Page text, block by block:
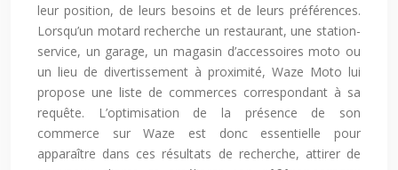
leur position, de leurs besoins et de leurs préférences.
Lorsqu’un motard recherche un restaurant, une station-
service, un garage, un magasin d’accessoires moto ou
un lieu de divertissement à proximité, Waze Moto lui
propose une liste de commerces correspondant à sa
requête. L’optimisation de la présence de son
commerce sur Waze est donc essentielle pour
apparaître dans ces résultats de recherche, attirer de